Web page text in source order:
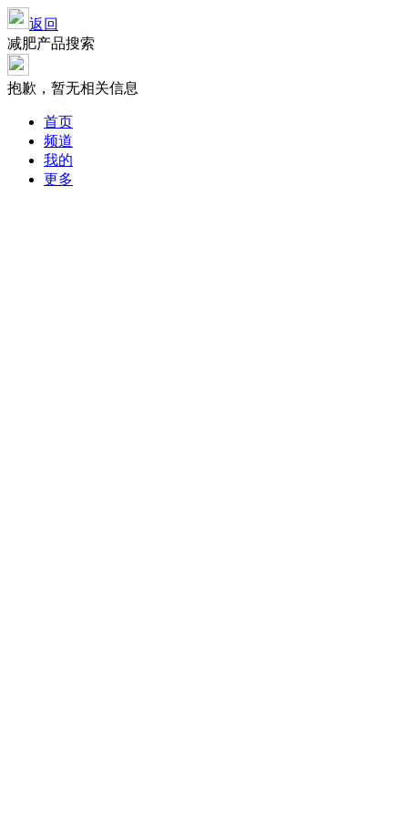
返回
减肥产品搜索
抱歉，暂无相关信息
首页
频道
我的
更多